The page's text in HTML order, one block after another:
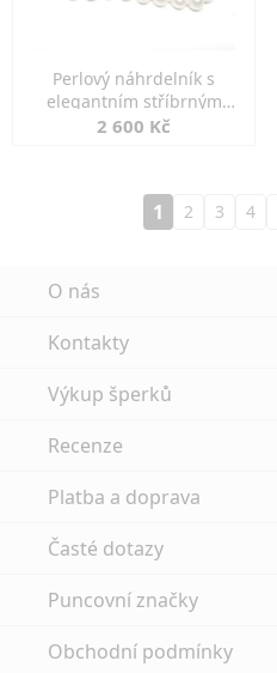
Perlový náhrdelník s
elegantním stříbrným
zapínáním
2 600 Kč
1 2 3 4
O nás
Kontakty
Výkup šperků
Recenze
Platba a doprava
Časté dotazy
Puncovní značky
Obchodní podmínky